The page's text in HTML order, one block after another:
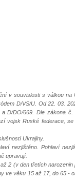
v souvislosti s válkou
D/VS/U. Od 22. 03.
D/DO/669. Dle zákona
vojsk Ruské federace,
Ukrajiny.
nezjištěno. Pohlaví
upravují.
2 (v den třetích
ve věku 15 až 17, do 65 -